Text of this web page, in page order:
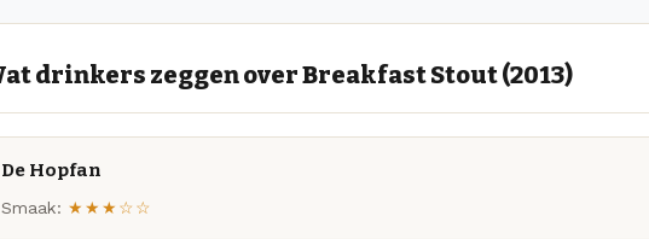
drinkers zeggen over Breakfast Stout (2013)
De Hopfan
Smaak: ★★★☆☆